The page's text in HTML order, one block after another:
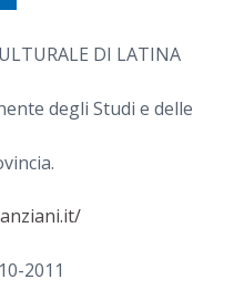
DI LATINA
degli Studi e delle
2011